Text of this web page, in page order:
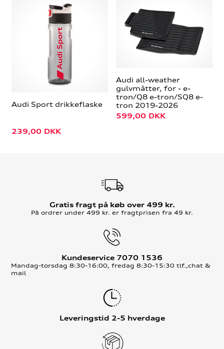
Audi Sport drikkeflaske
239,00 DKK
Audi all-weather
gulvmåtter, for - e-
tron/Q8 e-tron/SQ8 e-
tron 2019-2026
599,00 DKK
Gratis fragt på køb over 499 kr.
På ordrer under 499 kr. er fragtprisen fra 49 kr.
Kundeservice 7070 1536
Mandag-torsdag 8:30-16:00, fredag 8:30-15:30 tlf.,chat &
mail
Leveringstid 2-5 hverdage